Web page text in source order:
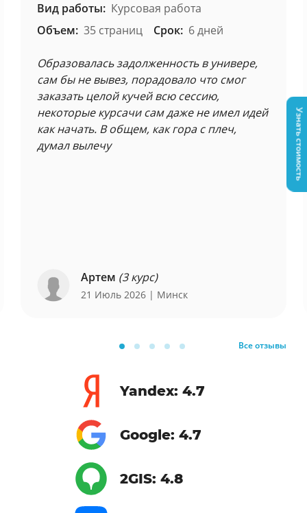
Вид работы: Курсовая работа
Объем: 35 страниц Срок: 6 дней
Образовалась задолженность в универе,
сам бы не вывез, порадовало что смог
заказать целой кучей всю сессию,
некоторые курсачи сам даже не имел идей
как начать. В общем, как гора с плеч,
думал вылечу
Артем (3 курс)
21 Июль 2026 | Минск
Все отзывы
Yandex: 4.7
Google: 4.7
2GIS: 4.8
Узнать стоимость